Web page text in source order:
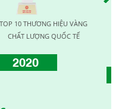
10 THƯƠNG HIỆU VÀNG
CHẤT LƯỢNG QUỐC TẾ
2020